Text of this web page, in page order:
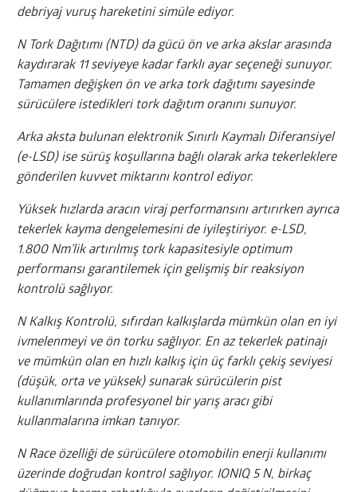
debriyaj vuruş hareketini simüle ediyor.
N Tork Dağıtımı (NTD) da gücü ön ve arka akslar arasında
kaydırarak 11 seviyeye kadar farklı ayar seçeneği sunuyor.
Tamamen değişken ön ve arka tork dağıtımı sayesinde
sürücülere istedikleri tork dağıtım oranını sunuyor.
Arka aksta bulunan elektronik Sınırlı Kaymalı Diferansiyel
(e-LSD) ise sürüş koşullarına bağlı olarak arka tekerleklere
gönderilen kuvvet miktarını kontrol ediyor.
Yüksek hızlarda aracın viraj performansını artırırken ayrıca
tekerlek kayma dengelemesini de iyileştiriyor. e-LSD,
1.800 Nm’lik artırılmış tork kapasitesiyle optimum
performansı garantilemek için gelişmiş bir reaksiyon
kontrolü sağlıyor.
N Kalkış Kontrolü, sıfırdan kalkışlarda mümkün olan en iyi
ivmelenmeyi ve ön torku sağlıyor. En az tekerlek patinajı
ve mümkün olan en hızlı kalkış için üç farklı çekiş seviyesi
(düşük, orta ve yüksek) sunarak sürücülerin pist
kullanımlarında profesyonel bir yarış aracı gibi
kullanmalarına imkan tanıyor.
N Race özelliği de sürücülere otomobilin enerji kullanımı
üzerinde doğrudan kontrol sağlıyor. IONIQ 5 N, birkaç